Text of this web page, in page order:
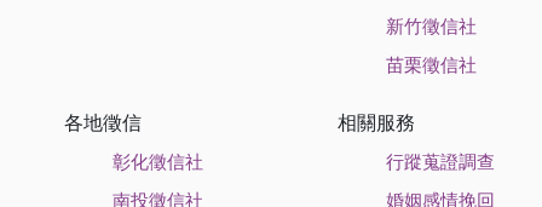
新竹徵信社
苗栗徵信社
各地徵信
彰化徵信社
南投徵信社
相關服務
行蹤蒐證調查
婚姻感情挽回